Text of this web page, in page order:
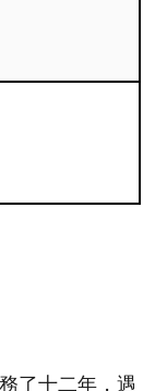
了十二年，遇